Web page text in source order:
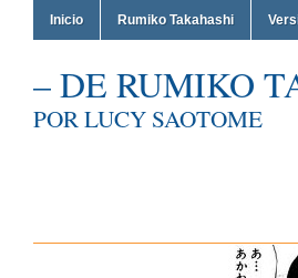
Inicio Rumiko Takahashi
– DE RUMIKO
POR LUCY SAOTOME